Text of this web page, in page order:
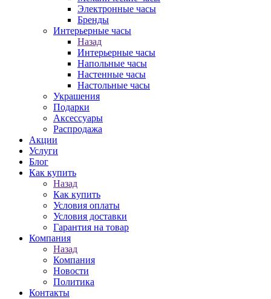
Электронные часы
Бренды
Интерьерные часы
Назад
Интерьерные часы
Напольные часы
Настенные часы
Настольные часы
Украшения
Подарки
Аксессуары
Распродажа
Акции
Услуги
Блог
Как купить
Назад
Как купить
Условия оплаты
Условия доставки
Гарантия на товар
Компания
Назад
Компания
Новости
Политика
Контакты